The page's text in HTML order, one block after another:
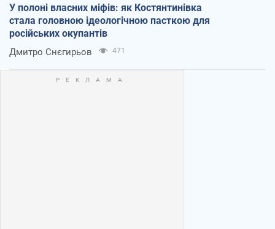
У полоні власних міфів: як Костянтинівка
стала головною ідеологічною пасткою для
російських окупантів
Дмитро Снєгирьов 471